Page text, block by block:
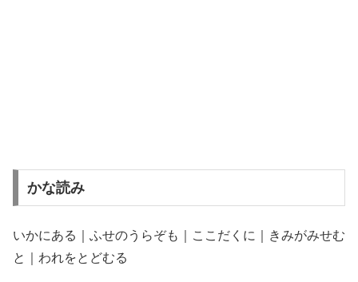
かな読み
いかにある｜ふせのうらぞも｜ここだくに｜きみがみせむ
と｜われをとどむる